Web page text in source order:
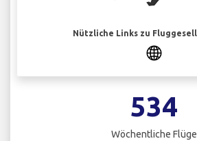
Nützliche Links zu
534
Wöchentliche Flüge